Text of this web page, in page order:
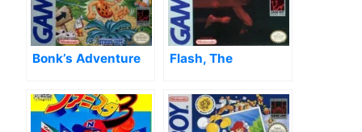
Bonk’s Adventure Flash, The